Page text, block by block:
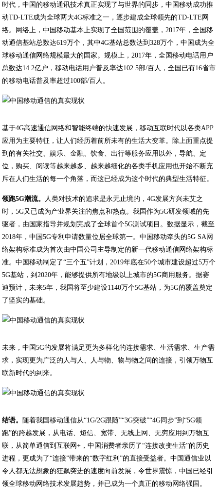
时代，中国的移动通讯技术真正实现了与世界的同步，中国移动成功推
动TD-LTE成为全球两大4G标准之一，逐步建成全球领先的TD-LTE网
络。网络上，中国移动基本上实现了全国范围的覆盖，2017年，全国移
动通信基站总数达619万个，其中4G基站总数达到328万个，中国成为全
球移动通信网络规模最大的国家。规模上，2017年，全国移动电话用户
总数达14.2亿户，移动电话用户普及率达102.5部/百人，全国已有16省市
的移动电话普及率超过100部/百人。
基于4G高速通信网络和智能终端的快速发展，移动互联时代以各类APP
应用为主要特征，让人们经历着前所未有的生活大变革。除上面重点提
到的有关社交、娱乐、金融、饮食、出行等服务应用以外，导航、定
位，购买、阅读等越来越多、越来越细化的各类手机应用也开始不断充
斥在人们生活的每一个角落，而这已经成为这个时代的典型生活特征。
领跑5G潮流。
人类对技术的追求是永无止境的，4G发展方兴未艾之
时，5G又已成为产业界关注的焦点和热点。我国作为5G研发领域的先
驱者，由国家指导并规划完成了全球首个5G测试项目。数据显示，截至
2018年，中国5G专利申请数量位居全球第一。中国移动牵头的5G SA网
络架构标准成为首次由中国公司主导制定的新一代移动通信网络架构标
准。中国移动制定了“三个五”计划，2019年底在50个城市建设超过5万个
5G基站，到2020年，能够提供所有地级以上城市的5G商用服务。据赛
迪预计，未来5年，我国将至少建设1140万个5G基站，为5G的覆盖奠定
了坚实的基础。
未来，中国5G的发展将满足更为多样化的连接需求、生活需求、生产需
求，实现更为广泛的人与人、人与物、物与物之间的连接，引领万物互
联新时代的到来。
结语。
随着我国移动通信从“1G/2G跟随”“3G突破”“4G同步”到“5G领
跑”的跨越发展，从电话、短信、宽带、无线上网、无穷应用到万物互
联，从简单通信到互联网+，中国消费者亲历了“连接改变生活”的历史
进程，更成为了“连接”带来的“数字红利”的直接受益者。中国通信业以
令人都无法想象的狂飙突进的速度向前发展，令世界震惊，中国已经引
领全球移动网络技术发展趋势，并已成为一个真正的移动网络强国。